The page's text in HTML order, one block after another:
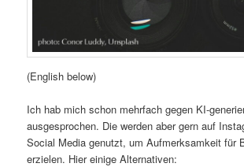
(English below)
Ich hab mich schon mehrfach gegen KI-
ausgesprochen. Die werden aber gern auf
Social Media genutzt, um Aufmerksamkeit für
erzielen. Hier einige Alternativen: